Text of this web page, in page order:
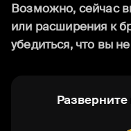
Возможно, сейчас
или расширения к
убедиться, что вы